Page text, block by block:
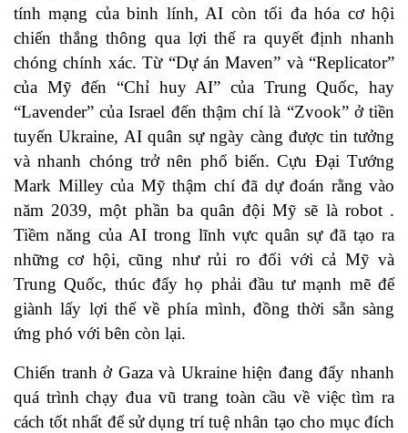
tính mạng của binh lính, AI còn tối đa hóa cơ hội
chiến thắng thông qua lợi thế ra quyết định nhanh
chóng chính xác. Từ “Dự án Maven” và “Replicator”
của Mỹ đến “Chỉ huy AI” của Trung Quốc, hay
“Lavender” của Israel đến thậm chí là “Zvook” ở tiền
tuyến Ukraine, AI quân sự ngày càng được tin tưởng
và nhanh chóng trở nên phổ biến. Cựu Đại Tướng
Mark Milley của Mỹ thậm chí đã dự đoán rằng vào
năm 2039, một phần ba quân đội Mỹ sẽ là robot .
Tiềm năng của AI trong lĩnh vực quân sự đã tạo ra
những cơ hội, cũng như rủi ro đối với cả Mỹ và
Trung Quốc, thúc đẩy họ phải đầu tư mạnh mẽ để
giành lấy lợi thế về phía mình, đồng thời sẵn sàng
ứng phó với bên còn lại.
Chiến tranh ở Gaza và Ukraine hiện đang đẩy nhanh
quá trình chạy đua vũ trang toàn cầu về việc tìm ra
cách tốt nhất để sử dụng trí tuệ nhân tạo cho mục đích